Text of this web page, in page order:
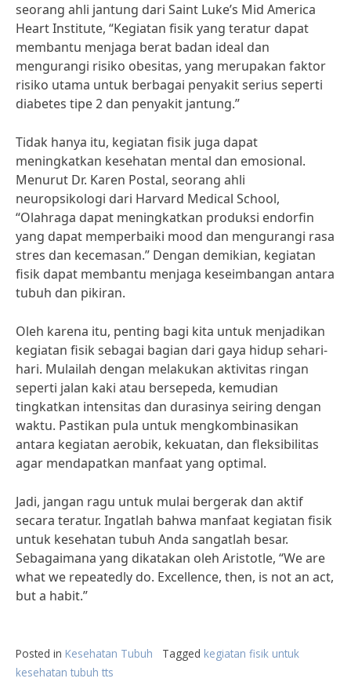
seorang ahli jantung dari Saint Luke’s Mid America
Heart Institute, “Kegiatan fisik yang teratur dapat
membantu menjaga berat badan ideal dan
mengurangi risiko obesitas, yang merupakan faktor
risiko utama untuk berbagai penyakit serius seperti
diabetes tipe 2 dan penyakit jantung.”
Tidak hanya itu, kegiatan fisik juga dapat
meningkatkan kesehatan mental dan emosional.
Menurut Dr. Karen Postal, seorang ahli
neuropsikologi dari Harvard Medical School,
“Olahraga dapat meningkatkan produksi endorfin
yang dapat memperbaiki mood dan mengurangi rasa
stres dan kecemasan.” Dengan demikian, kegiatan
fisik dapat membantu menjaga keseimbangan antara
tubuh dan pikiran.
Oleh karena itu, penting bagi kita untuk menjadikan
kegiatan fisik sebagai bagian dari gaya hidup sehari-
hari. Mulailah dengan melakukan aktivitas ringan
seperti jalan kaki atau bersepeda, kemudian
tingkatkan intensitas dan durasinya seiring dengan
waktu. Pastikan pula untuk mengkombinasikan
antara kegiatan aerobik, kekuatan, dan fleksibilitas
agar mendapatkan manfaat yang optimal.
Jadi, jangan ragu untuk mulai bergerak dan aktif
secara teratur. Ingatlah bahwa manfaat kegiatan fisik
untuk kesehatan tubuh Anda sangatlah besar.
Sebagaimana yang dikatakan oleh Aristotle, “We are
what we repeatedly do. Excellence, then, is not an act,
but a habit.”
Posted in Kesehatan Tubuh Tagged kegiatan fisik untuk
kesehatan tubuh tts